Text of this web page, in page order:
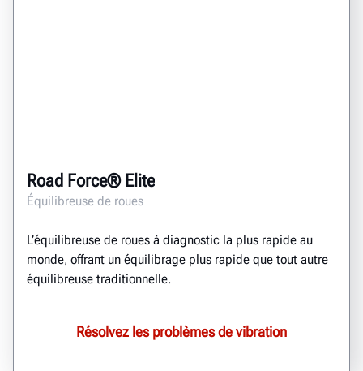
Road Force® Elite
Équilibreuse de roues
L’équilibreuse de roues à diagnostic la plus rapide au
monde, offrant un équilibrage plus rapide que tout autre
équilibreuse traditionnelle.
Résolvez les problèmes de vibration